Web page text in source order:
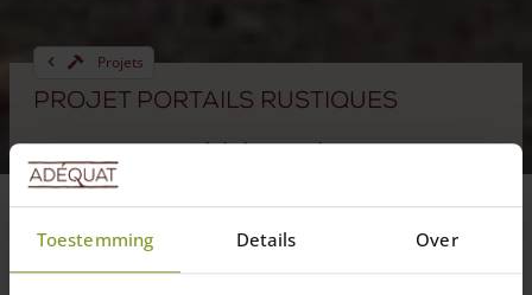
Toestemming Details Over
Projets
Projet portails rustiques
Vous trouverez ici des projets pour
lesquels des portails rustiques ont été mis